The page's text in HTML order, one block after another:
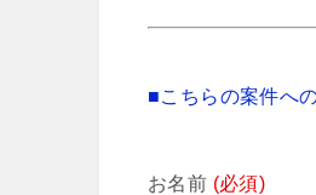
■こちらの案件へ
お名前 (必須)